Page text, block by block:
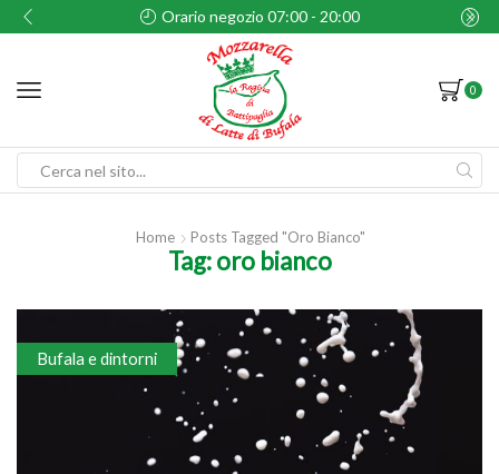
Orario negozio 07:00 - 20:00
0
Home Posts Tagged "oro Bianco"
Tag: oro bianco
Bufala e dintorni